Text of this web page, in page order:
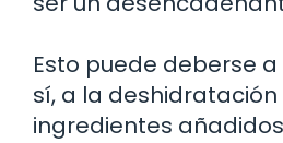
Esto puede deberse
sí, a la
ingredientes